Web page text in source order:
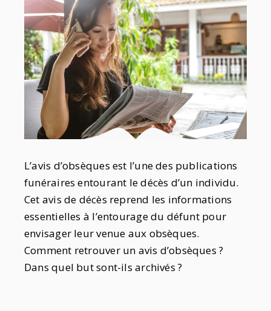
L’avis d’obsèques est l’une des publications
funéraires entourant le décès d’un individu.
Cet avis de décès reprend les informations
essentielles à l’entourage du défunt pour
envisager leur venue aux obsèques.
Comment retrouver un avis d’obsèques ?
Dans quel but sont-ils archivés ?